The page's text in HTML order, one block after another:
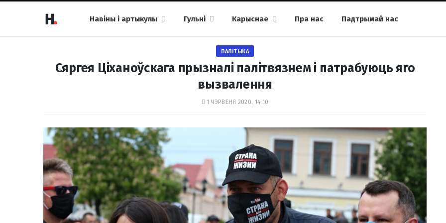
Навіны і артыкулы Гульні Карыснае Пра нас Падтрымай нас
ПАЛІТЫКА
Сяргея Ціханоўскага прызналі палітвязнем і патрабуюць яго
вызвалення
1 ЧЭРВЕНЯ 2020, 14:10